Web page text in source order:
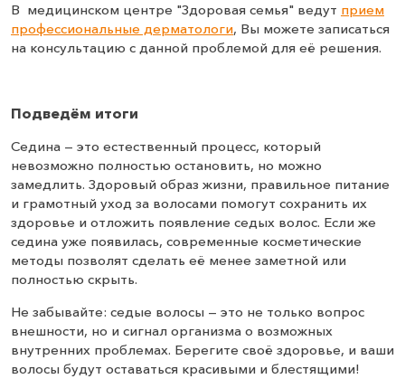
В медицинском центре "Здоровая семья" ведут прием
профессиональные дерматологи, Вы можете записаться
на консультацию с данной проблемой для её решения.
Подведём итоги
Седина — это естественный процесс, который
невозможно полностью остановить, но можно
замедлить. Здоровый образ жизни, правильное питание
и грамотный уход за волосами помогут сохранить их
здоровье и отложить появление седых волос. Если же
седина уже появилась, современные косметические
методы позволят сделать её менее заметной или
полностью скрыть.
Не забывайте: седые волосы — это не только вопрос
внешности, но и сигнал организма о возможных
внутренних проблемах. Берегите своё здоровье, и ваши
волосы будут оставаться красивыми и блестящими!